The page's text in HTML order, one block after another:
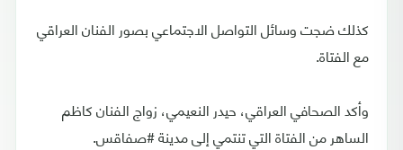
كذلك ضجت وسائل التواصل الاجتماعي بصور الفنان العراقي
مع الفتاة.
وأكد الصحافي العراقي، حيدر النعيمي، زواج الفنان كاظم
الساهر من الفتاة التي تنتمي إلى مدينة #صفاقس.